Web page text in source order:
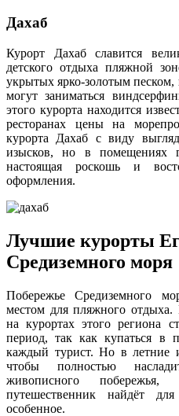
Дахаб
Курорт Дахаб славится
детского отдыха пляжной
укрытых ярко-золотым
могут заниматься
этого курорта находится
ресторанах цены на
курорта Дахаб с виду
изысков, но в помещениях
настоящая роскошь и
оформления.
Лучшие курорты
Средиземного моря
Побережье Средиземного
местом для пляжного
на курортах этого региона
период, так как купаться в
каждый турист. Но в летние
чтобы полностью
живописного
путешественник найдёт
особенное.